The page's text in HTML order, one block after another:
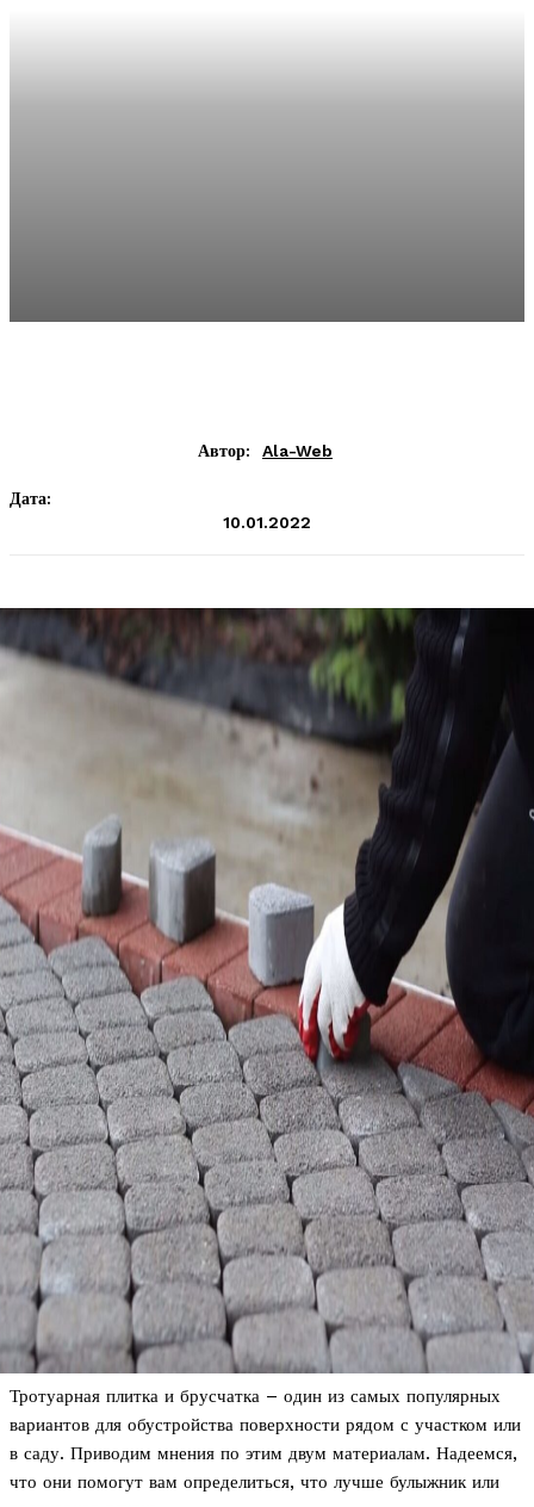
Автор: Ala-Web
Дата:
10.01.2022
Тротуарная плитка и брусчатка – один из самых популярных
вариантов для обустройства поверхности рядом с участком или
в саду. Приводим мнения по этим двум материалам. Надеемся,
что они помогут вам определиться, что лучше булыжник или